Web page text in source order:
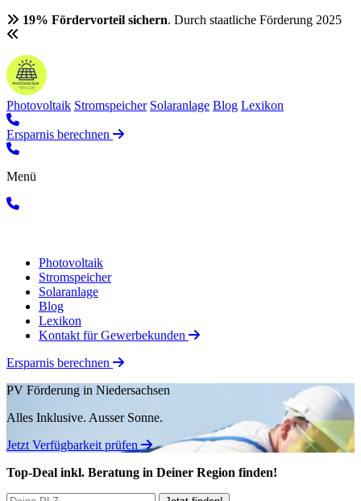
19% Fördervorteil sichern. Durch staatliche Förderung 2025
Photovoltaik Stromspeicher Solaranlage Blog Lexikon
Ersparnis berechnen
Menü
Photovoltaik
Stromspeicher
Solaranlage
Blog
Lexikon
Kontakt für Gewerbekunden
Ersparnis berechnen
PV Förderung in Niedersachsen
Alles Inklusive. Ausser Sonne.
Jetzt Verfügbarkeit prüfen
Top-Deal inkl. Beratung in Deiner Region finden!